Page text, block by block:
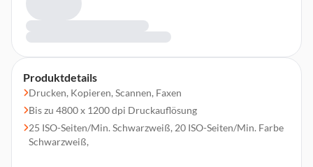
Produktdetails
Drucken, Kopieren, Scannen, Faxen
Bis zu 4800 x 1200 dpi Druckauflösung
25 ISO-Seiten/Min. Schwarzweiß, 20 ISO-Seiten/Min. Farbe
Schwarzweiß,